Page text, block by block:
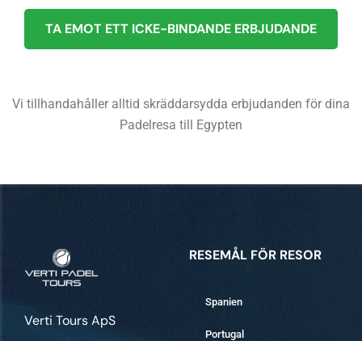
Vi tillhandahåller alltid skräddarsydda erbjudanden för dina
Padelresa till Egypten
Verti Tours ApS
RESEMÅL FÖR RESOR
Spanien
Portugal